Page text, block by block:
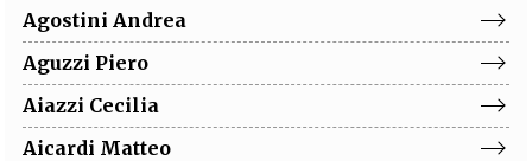
Agostini Andrea
Aguzzi Piero
Aiazzi Cecilia
Aicardi Matteo